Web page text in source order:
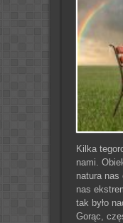
Kilka
nami.
natura nas
nas
tak było
Gorąc,